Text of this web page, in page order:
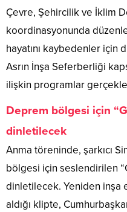
Çevre, Şehircilik ve İklim
koordinasyonunda
hayatını kaybedenler için
Asrın İnşa Seferberliği
ilişkin programlar
Deprem bölgesi için
dinletilecek
Anma töreninde, şarkıcı
bölgesi için seslendirilen
dinletilecek. Yeniden inşa
aldığı klipte,